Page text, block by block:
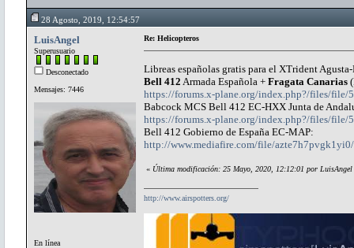
28 Agosto, 2019, 12:54:57
LuisAngel
Superusuario
Desconectado
Mensajes: 7446
En línea
Re: Helicopteros
Libreas españolas gratis para el XTrident
Bell 412 Armada Española + Fragata Canarias
https://forums.x-plane.org/index.php?/files/file/
Babcock MCS Bell 412 EC-HXX Junta de
https://forums.x-plane.org/index.php?/files/file/
Bell 412 Gobierno de España EC-MAP:
http://www.mediafire.com/file/
« Última modificación: 25 Mayo, 2020, 12:12:01 por LuisAngel
http://www.airspotters.org/